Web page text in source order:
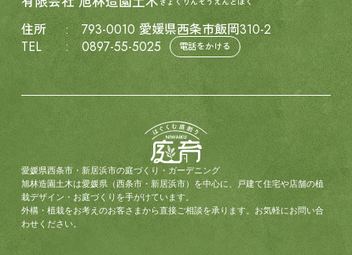
住所
793-0010 愛媛県西条市飯岡310-2
TEL
0897-55-5025 電話をかける
愛媛県西条市・新居浜市の庭づくり・ガーデニング
旭林造園土木は愛媛県（西条市・新居浜市）を中心に、戸建て住宅や店舗の植
栽デザイン・お庭づくりを手がけています。
外構・植栽をお考えのお客さまから直接ご相談を承ります。お気軽にお問い合
わせください。